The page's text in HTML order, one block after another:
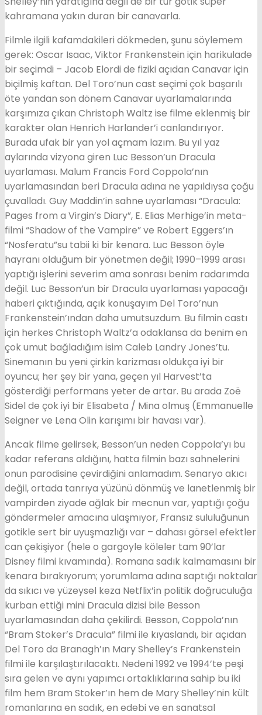
kahramana yakın duran bir canavarla.
Filmle ilgili kafamdakileri dökmeden, şunu söylemem
gerek: Oscar Isaac, Viktor Frankenstein için harikulade
bir seçimdi – Jacob Elordi de fiziki açıdan Canavar için
biçilmiş kaftan. Del Toro’nun cast seçimi çok başarılı
öte yandan son dönem Canavar uyarlamalarında
karşımıza çıkan Christoph Waltz ise filme eklenmiş bir
karakter olan Henrich Harlander’i canlandırıyor.
Burada ufak bir yan yol açmam lazım. Bu yıl yaz
aylarında vizyona giren Luc Besson’un Dracula
uyarlaması. Malum Francis Ford Coppola’nın
uyarlamasından beri Dracula adına ne yapıldıysa çoğu
çuvalladı. Guy Maddin’in sahne uyarlaması “Dracula:
Pages from a Virgin’s Diary”, E. Elias Merhige’in meta-
filmi “Shadow of the Vampire” ve Robert Eggers’ın
“Nosferatu”su tabii ki bir kenara. Luc Besson öyle
hayranı olduğum bir yönetmen değil; 1990–1999 arası
yaptığı işlerini severim ama sonrası benim radarımda
değil. Luc Besson’un bir Dracula uyarlaması yapacağı
haberi çıktığında, açık konuşayım Del Toro’nun
Frankenstein’ından daha umutsuzdum. Bu filmin castı
için herkes Christoph Waltz’a odaklansa da benim en
çok umut bağladığım isim Caleb Landry Jones’tu.
Sinemanın bu yeni çirkin karizması oldukça iyi bir
oyuncu; her şey bir yana, geçen yıl Harvest’ta
gösterdiği performans yeter de artar. Bu arada Zoë
Sidel de çok iyi bir Elisabeta / Mina olmuş (Emmanuelle
Seigner ve Lena Olin karışımı bir havası var).
Ancak filme gelirsek, Besson’un neden Coppola’yı bu
kadar referans aldığını, hatta filmin bazı sahnelerini
onun parodisine çevirdiğini anlamadım. Senaryo akıcı
değil, ortada tanrıya yüzünü dönmüş ve lanetlenmiş bir
vampirden ziyade ağlak bir mecnun var, yaptığı çoğu
göndermeler amacına ulaşmıyor, Fransız sululuğunun
gotikle sert bir uyuşmazlığı var – dahası görsel efektler
can çekişiyor (hele o gargoyle köleler tam 90’lar
Disney filmi kıvamında). Romana sadık kalmamasını bir
kenara bırakıyorum; yorumlama adına saptığı noktalar
da sıkıcı ve yüzeysel keza Netflix’in politik doğruculuğa
kurban ettiği mini Dracula dizisi bile Besson
uyarlamasından daha çekilirdi. Besson, Coppola’nın
“Bram Stoker’s Dracula” filmi ile kıyaslandı, bir açıdan
Del Toro da Branagh’ın Mary Shelley’s Frankenstein
filmi ile karşılaştırılacaktı. Nedeni 1992 ve 1994’te peşi
sıra gelen ve aynı yapımcı ortaklıklarına sahip bu iki
film hem Bram Stoker’ın hem de Mary Shelley’nin kült
romanlarına en sadık, en edebi ve en sanatsal